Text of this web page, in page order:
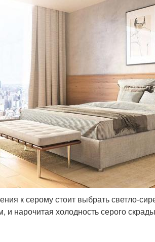
к серому стоит выбрать светло-
и нарочитая холодность серого